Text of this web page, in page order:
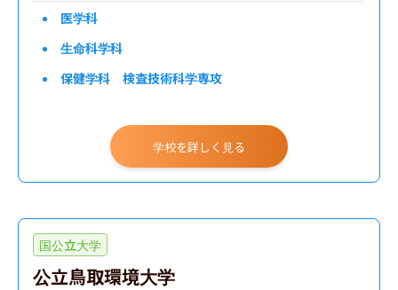
医学科
生命科学科
保健学科 検査技術科学専攻
学校を詳しく見る
国公立大学
公立鳥取環境大学